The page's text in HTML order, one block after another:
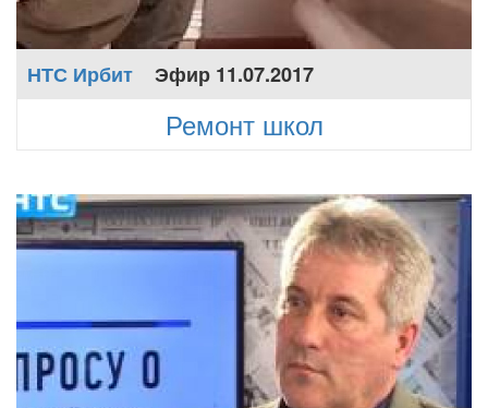
НТС Ирбит Эфир 11.07.2017
Ремонт школ